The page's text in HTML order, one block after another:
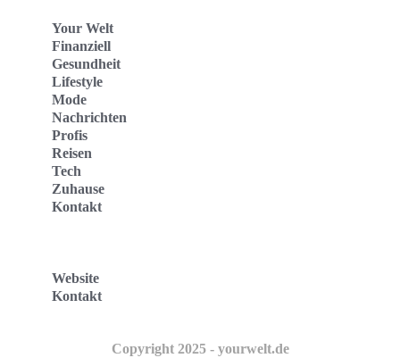
Your Welt
Finanziell
Gesundheit
Lifestyle
Mode
Nachrichten
Profis
Reisen
Tech
Zuhause
Kontakt
Website
Kontakt
Copyright 2025 - yourwelt.de